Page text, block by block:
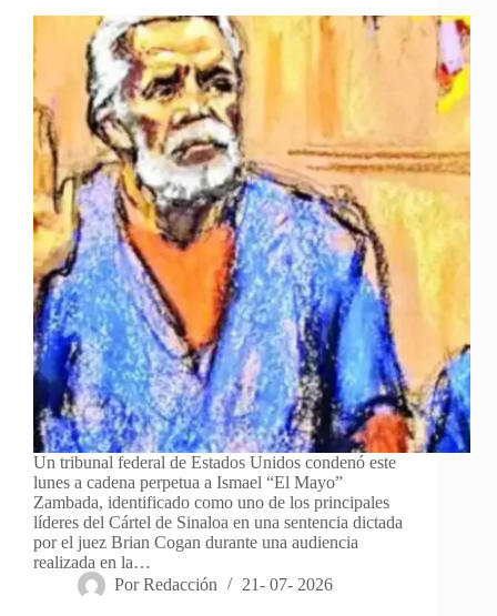
Un tribunal federal de Estados Unidos condenó este
lunes a cadena perpetua a Ismael “El Mayo”
Zambada, identificado como uno de los principales
líderes del Cártel de Sinaloa en una sentencia dictada
por el juez Brian Cogan durante una audiencia
realizada en la…
Por Redacción 21- 07- 2026